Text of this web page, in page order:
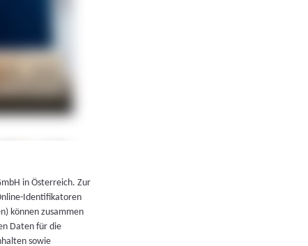
in Österreich. Zur
Identifikatoren
können zusammen
Daten für die
sowie